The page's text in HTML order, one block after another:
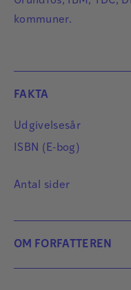
kommuner.
FAKTA
Udgivelsesår
ISBN (E-bog)
Antal sider
OM FORFATTEREN